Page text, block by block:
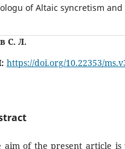
of Altaic syncretism
С. Л.
https://doi.org/10.22353/
aim of the present article is